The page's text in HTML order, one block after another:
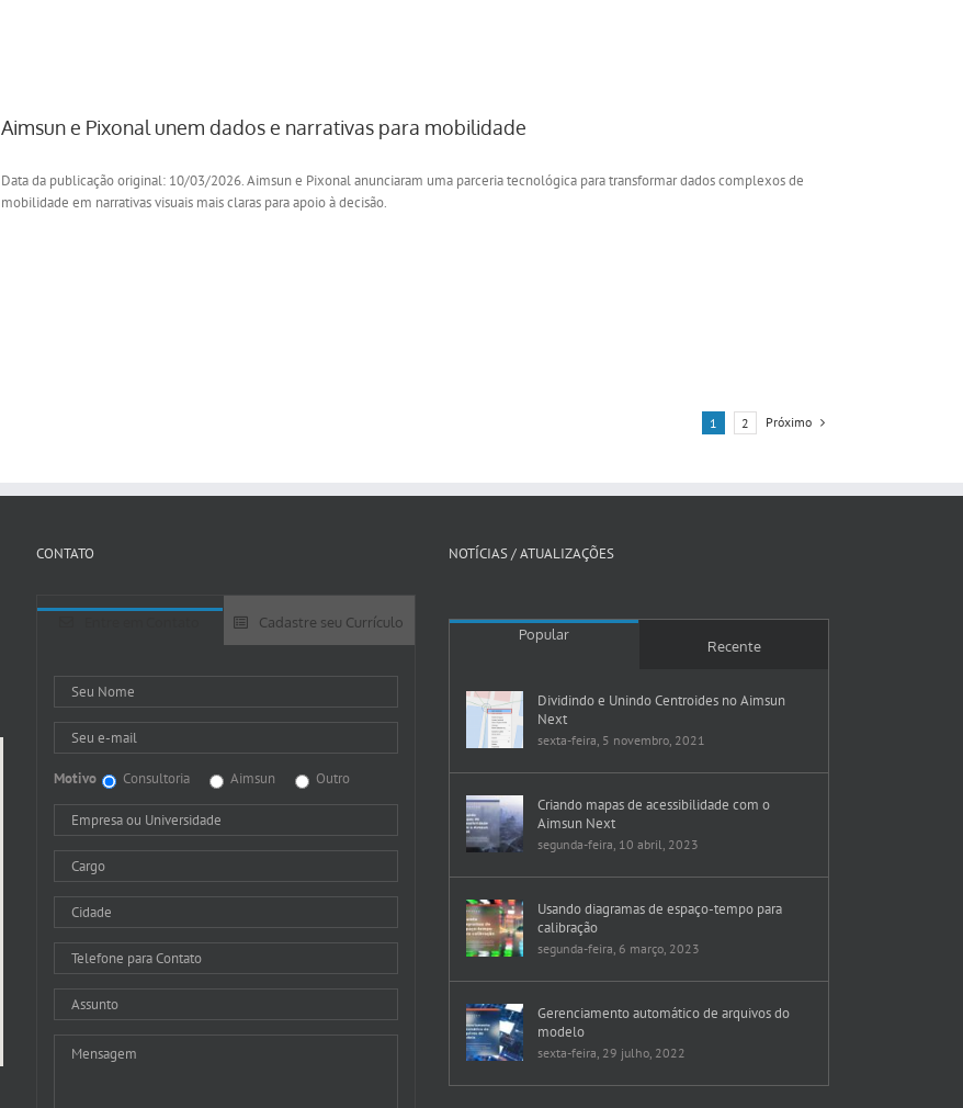
Aimsun e Pixonal unem dados e narrativas para mobilidade
Data da publicação original: 10/03/2026. Aimsun e Pixonal anunciaram uma parceria tecnológica para transformar dados complexos de
mobilidade em narrativas visuais mais claras para apoio à decisão.
1 2 Próximo
CONTATO
Cadastre seu Currículo
Motivo Consultoria Aimsun Outro
NOTÍCIAS / ATUALIZAÇÕES
Popular
Recente
Dividindo e Unindo Centroides no Aimsun
Next
sexta-feira, 5 novembro, 2021
Criando mapas de acessibilidade com o
Aimsun Next
segunda-feira, 10 abril, 2023
Usando diagramas de espaço-tempo para
calibração
segunda-feira, 6 março, 2023
Gerenciamento automático de arquivos do
modelo
sexta-feira, 29 julho, 2022